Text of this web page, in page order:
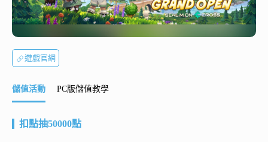
遊戲官網
儲值活動 PC版儲值教學
扣點抽50000點